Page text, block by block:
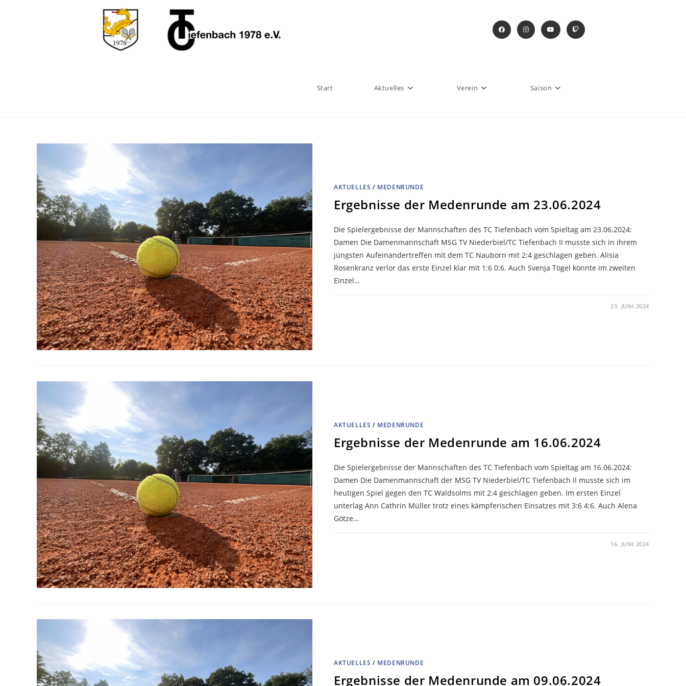
Start Aktuelles Verein Saison
AKTUELLES / MEDENRUNDE
Ergebnisse der Medenrunde am 23.06.2024
Die Spielergebnisse der Mannschaften des TC Tiefenbach vom Spieltag am 23.06.2024:
Damen Die Damenmannschaft MSG TV Niederbiel/TC Tiefenbach II musste sich in ihrem
jüngsten Aufeinandertreffen mit dem TC Nauborn mit 2:4 geschlagen geben. Alisia
Rosenkranz verlor das erste Einzel klar mit 1:6 0:6. Auch Svenja Tögel konnte im zweiten
Einzel…
23. JUNI 2024
AKTUELLES / MEDENRUNDE
Ergebnisse der Medenrunde am 16.06.2024
Die Spielergebnisse der Mannschaften des TC Tiefenbach vom Spieltag am 16.06.2024:
Damen Die Damenmannschaft der MSG TV Niederbiel/TC Tiefenbach II musste sich im
heutigen Spiel gegen den TC Waldsolms mit 2:4 geschlagen geben. Im ersten Einzel
unterlag Ann Cathrin Müller trotz eines kämpferischen Einsatzes mit 3:6 4:6. Auch Alena
Götze…
16. JUNI 2024
AKTUELLES / MEDENRUNDE
Ergebnisse der Medenrunde am 09.06.2024